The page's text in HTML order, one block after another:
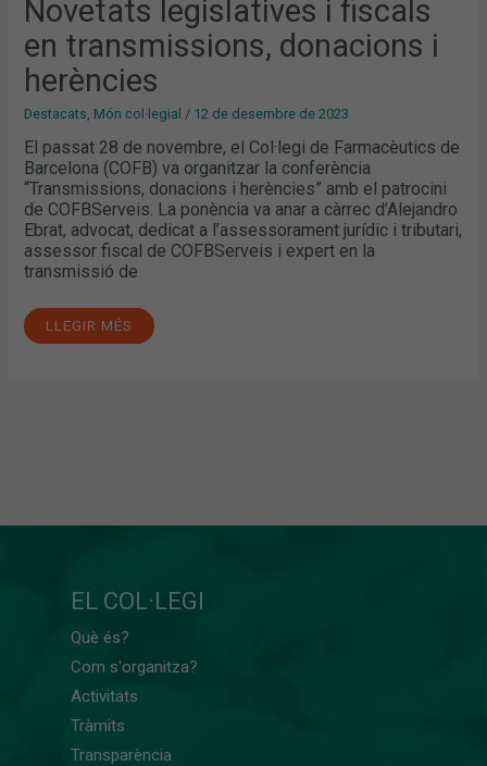
Novetats legislatives i fiscals
en transmissions, donacions i
herències
Destacats Món col·legial / 12 de desembre de 2023
El passat 28 de novembre, el Col·legi de Farmacèutics de
Barcelona (COFB) va organitzar la conferència
“Transmissions, donacions i herències” amb el patrocini
de COFBServeis. La ponència va anar a càrrec d’Alejandro
Ebrat, advocat, dedicat a l’assessorament jurídic i tributari,
assessor fiscal de COFBServeis i expert en la
transmissió de
LLEGIR MÉS
EL COL·LEGI
Què és?
Com s'organitza?
Activitats
Tràmits
Transparència